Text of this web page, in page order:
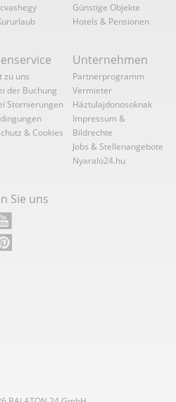
Günstige Objekte
Hotels & Pensionen
zu uns
der Buchung
Stornierungen
& Cookies
Unternehmen
Partnerprogramm
Vermieter
Háztulajdonosoknak
Impressum &
Bildrechte
Jobs & Stellenangebote
Nyaralo24.hu
Sie uns